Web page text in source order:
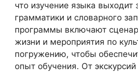
что изучение языка выходит
грамматики и словарного
программы включают
жизни и мероприятия по
погружению, чтобы
опыт обучения. От